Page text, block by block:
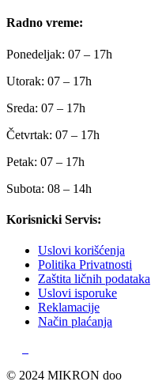
Radno vreme:
Ponedeljak: 07 – 17h
Utorak: 07 – 17h
Sreda: 07 – 17h
Četvrtak: 07 – 17h
Petak: 07 – 17h
Subota: 08 – 14h
Korisnicki Servis:
Uslovi korišćenja
Politika Privatnosti
Zaštita ličnih podataka
Uslovi isporuke
Reklamacije
Način plaćanja
© 2024 MIKRON doo